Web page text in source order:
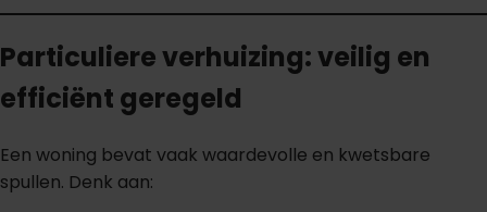
Particuliere verhuizing: veilig en
efficiënt geregeld
Een woning bevat vaak waardevolle en kwetsbare
spullen. Denk aan: